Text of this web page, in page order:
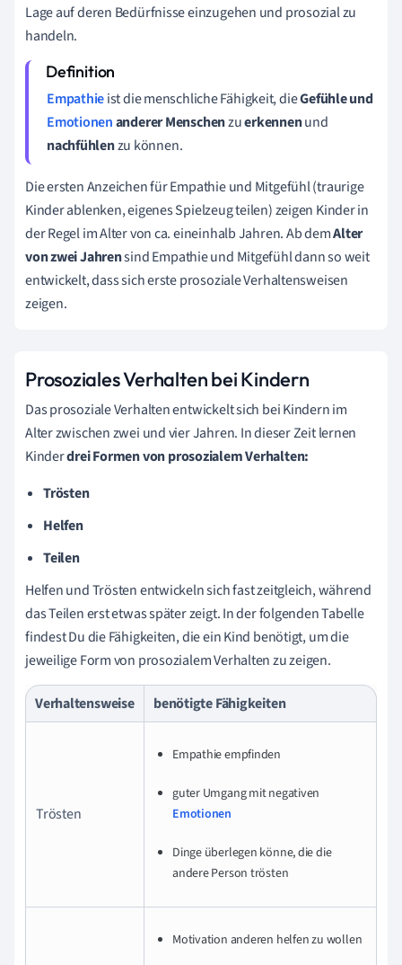
Lage auf deren Bedürfnisse einzugehen und prosozial zu
handeln.
Empathieist die menschliche Fähigkeit, dieGefühle und
Emotionenanderer Menschenzuerkennenund
nachfühlenzu können.
Die ersten Anzeichen für Empathie und Mitgefühl (traurige
Kinder ablenken, eigenes Spielzeug teilen) zeigen Kinder in
der Regel im Alter von ca. eineinhalb Jahren. Ab demAlter
von zwei Jahrensind Empathie und Mitgefühl dann so weit
entwickelt, dass sich erste prosoziale Verhaltensweisen
zeigen.
Prosoziales Verhalten bei Kindern
Das prosoziale Verhalten entwickelt sich bei Kindern im
Alter zwischen zwei und vier Jahren. In dieser Zeit lernen
Kinderdrei Formen von prosozialem Verhalten:
Trösten
Helfen
Teilen
Helfen und Trösten entwickeln sich fast zeitgleich, während
das Teilen erst etwas später zeigt. In der folgenden Tabelle
findest Du die Fähigkeiten, die ein Kind benötigt, um die
jeweilige Form von prosozialem Verhalten zu zeigen.
Verhaltensweise benötigte Fähigkeiten
Trösten
Empathie empfinden
guter Umgang mit negativen
Emotionen
Dinge überlegen könne, die die
andere Person trösten
Motivation anderen helfen zu wollen